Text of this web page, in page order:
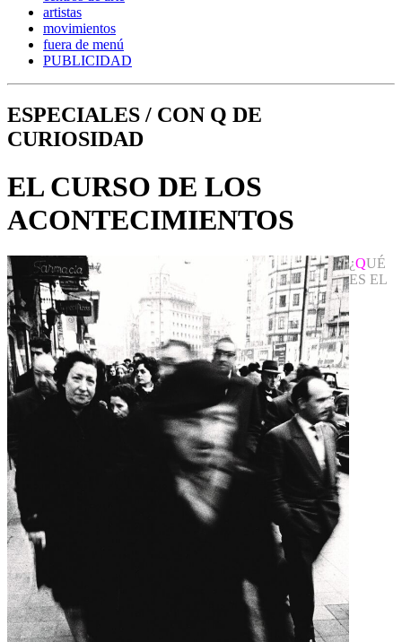
artistas
movimientos
fuera de menú
PUBLICIDAD
ESPECIALES / CON Q DE
CURIOSIDAD
EL CURSO DE LOS
ACONTECIMIENTOS
¿QUÉ
ES EL